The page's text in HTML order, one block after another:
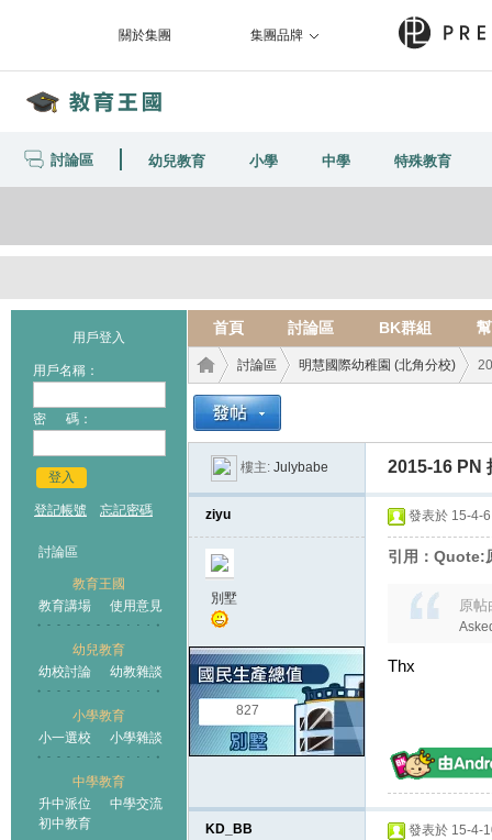
關於集團 集團品牌
討論區 幼兒教育 小學 中學 特殊教育
用戶登入
用戶名稱：
密 碼：
登入
登記帳號 忘記密碼
討論區
教育王國
教育講場
使用意見
幼兒教育
幼校討論
幼教雜談
小學教育
小一選校
小學雜談
中學教育
升中派位
中學交流
初中教育
首頁 討論區 BK群組
教育
王國
›
討論區 明慧國際幼稚園 (北角分校)
›
樓主: Julybabe 2015-16 PN
ziyu
別墅
827
發表於 15-4-
引用：Quote:
原
Thx
KD_BB 發表於 15-4-